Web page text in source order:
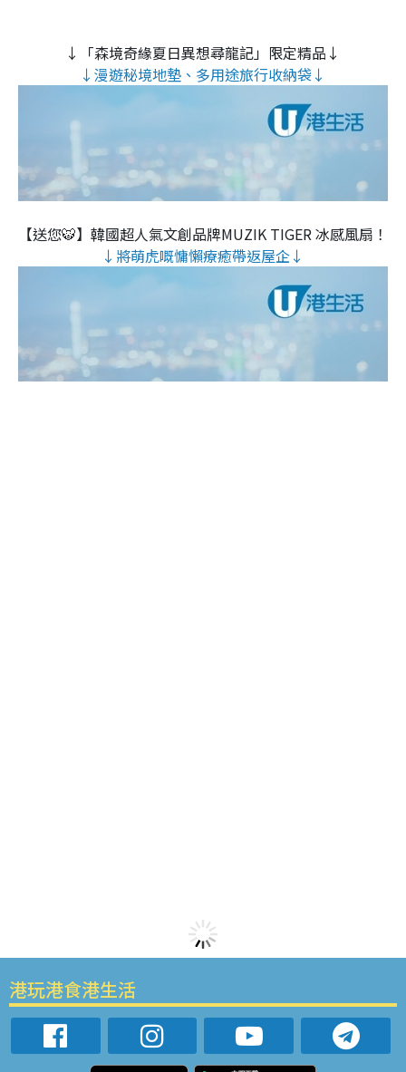
↓「森境奇緣夏日異想尋龍記」限定精品↓
↓漫遊秘境地墊、多用途旅行收納袋↓
【送您🐯】韓國超人氣文創品牌MUZIK TIGER 冰感風扇！
↓將萌虎嘅慵懶療癒帶返屋企↓
港玩港食港生活